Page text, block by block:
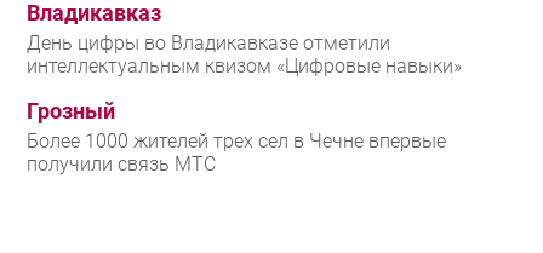
Владикавказ
День цифры во Владикавказе отметили
интеллектуальным квизом «Цифровые навыки»
Грозный
Более 1000 жителей трех сел в Чечне впервые
получили связь МТС